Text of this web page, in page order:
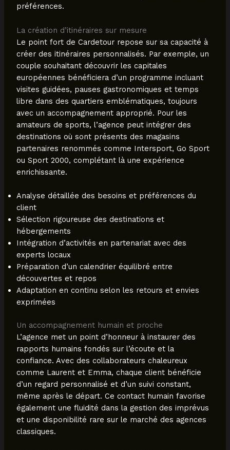
préférences.
La création d’itinéraires sur mesure
Le point fort de Cardetour repose sur sa capacité à
créer des itinéraires personnalisés. Par exemple, un
couple souhaitant découvrir les capitales
européennes bénéficiera d’un programme incluant
visites guidées, pauses gastronomiques et temps
libre dans des quartiers emblématiques, toujours
avec un accompagnement approprié. Pour les
amateurs de sports, l’agence peut intégrer des
destinations où sont présents des magasins
partenaires renommés comme Intersport, Go Sport
ou Sport 2000, complétant là une expérience
enrichissante.
Analyse détaillée des besoins et préférences du
client
Sélection rigoureuse des destinations et
hébergements
Intégration d’activités en partenariat avec des
experts locaux
Préparation d’un calendrier équilibré entre
découvertes et repos
Adaptation en continu selon les retours et envies
exprimées
Un accompagnement humain et proche
L’agence met un point d’honneur à instaurer des
rapports humains fondés sur l’écoute et la
confiance. Avec des collaborateurs chaleureux
comme Laurent et Emma, chaque client bénéficie
d’un regard personnalisé et d’un suivi constant,
même après le départ. Ce contact humain favorise
également une fluidité dans la gestion des imprévus
et une disponibilité rare sur le marché des agences
classiques.